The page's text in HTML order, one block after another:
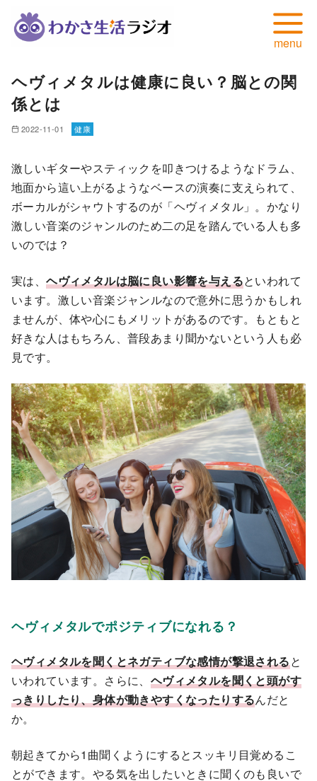
テ
ヘヴィメタルは健康に良い？脳との関
係とは
2022-11-01 健康
激しいギターやスティックを叩きつけるようなドラム、
地面から這い上がるようなベースの演奏に支えられて、
ボーカルがシャウトするのが「ヘヴィメタル」。かなり
激しい音楽のジャンルのため二の足を踏んでいる人も多
いのでは？
実は、ヘヴィメタルは脳に良い影響を与えるといわれて
います。激しい音楽ジャンルなので意外に思うかもしれ
ませんが、体や心にもメリットがあるのです。もともと
好きな人はもちろん、普段あまり聞かないという人も必
見です。
ヘヴィメ タルでポジティブになれる？
ヘヴィメタルを聞くとネガティブな感情が撃退されると
いわれています。さらに、 ヘヴィメタルを聞くと頭がす
っきりしたり、身体が動きやすくなったりするんだと
か。
朝起きてから1曲聞くようにするとスッキリ目覚めるこ
とができます。やる気を出したいときに聞くのも良いで